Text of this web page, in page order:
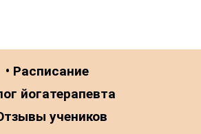
• Расписание
йогатерапевта
учеников